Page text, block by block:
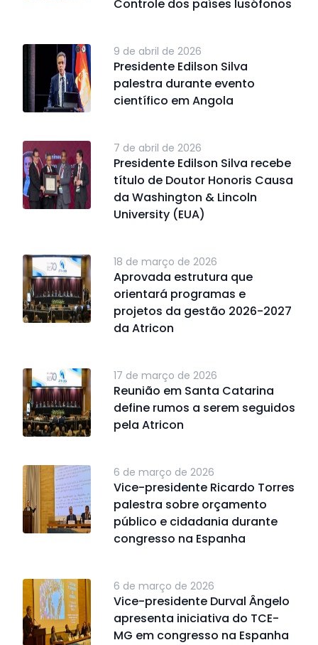
Controle dos países lusófonos
9 de abril de 2026
Presidente Edilson Silva
palestra durante evento
científico em Angola
7 de abril de 2026
Presidente Edilson Silva recebe
título de Doutor Honoris Causa
da Washington & Lincoln
University (EUA)
18 de março de 2026
Aprovada estrutura que
orientará programas e
projetos da gestão 2026-2027
da Atricon
17 de março de 2026
Reunião em Santa Catarina
define rumos a serem seguidos
pela Atricon
6 de março de 2026
Vice-presidente Ricardo Torres
palestra sobre orçamento
público e cidadania durante
congresso na Espanha
6 de março de 2026
Vice-presidente Durval Ângelo
apresenta iniciativa do TCE-
MG em congresso na Espanha